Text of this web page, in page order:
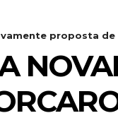
proposta de